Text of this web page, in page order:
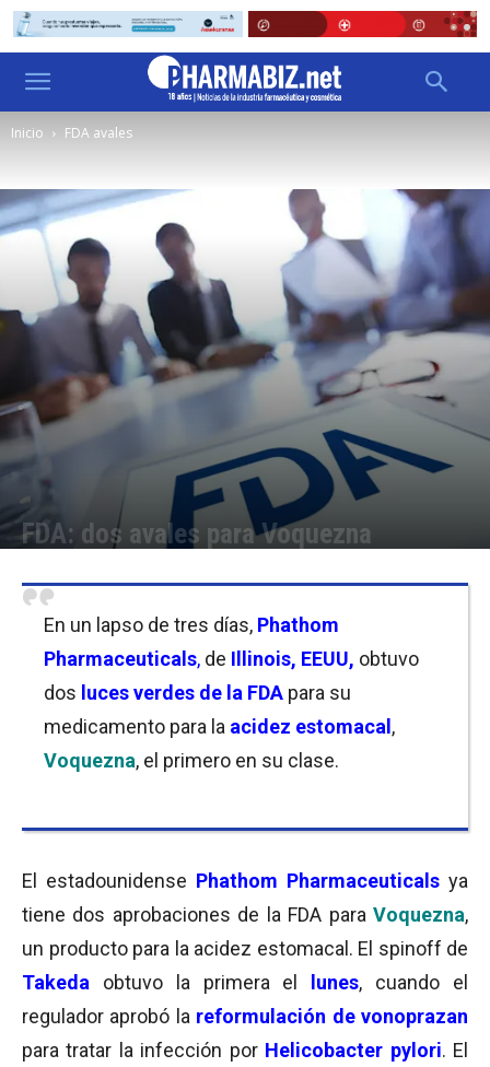
Inicio FDA avales
FDA: dos avales para Voquezna
En un lapso de tres días, Phathom
Pharmaceuticals, de Illinois, EEUU, obtuvo
dos luces verdes de la FDA para su
medicamento para la acidez estomacal ,
Voquezna, el primero en su clase.
El estadounidense Phathom Pharmaceuticals ya
tiene dos aprobaciones de la FDA para Voquezna,
un producto para la acidez estomacal. El spinoff de
Takeda
obtuvo la primera el lunes, cuando el
regulador aprobó la reformulación de vonoprazan
para tratar la infección por Helicobacter pylori. El